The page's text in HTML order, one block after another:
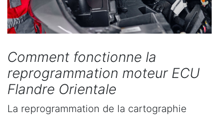
Comment fonctionne la
reprogrammation moteur ECU
Flandre Orientale
La reprogrammation de la cartographie